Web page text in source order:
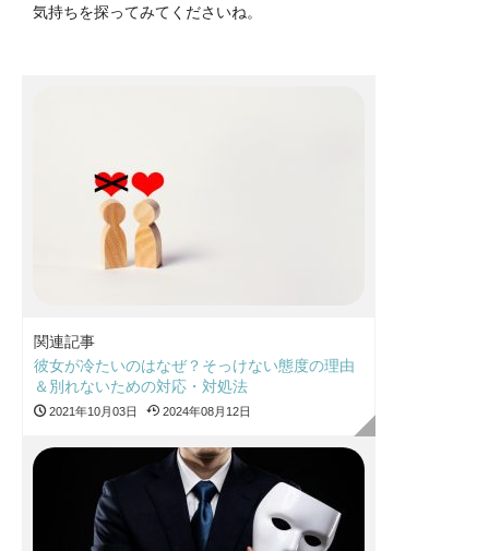
気持ちを探ってみてくださいね。
関連記事
彼女が冷たいのはなぜ？そっけない態度の理由
＆別れないための対応・対処法
2021年10月03日 2024年08月12日